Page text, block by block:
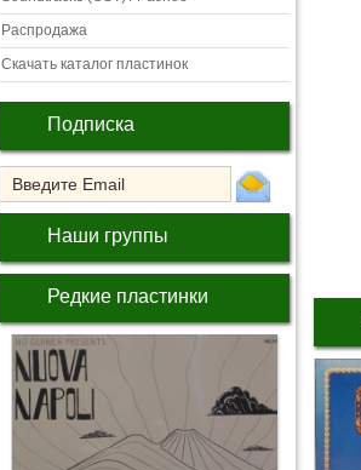
Распродажа
Скачать каталог пластинок
Подписка
Наши группы
Редкие пластинки